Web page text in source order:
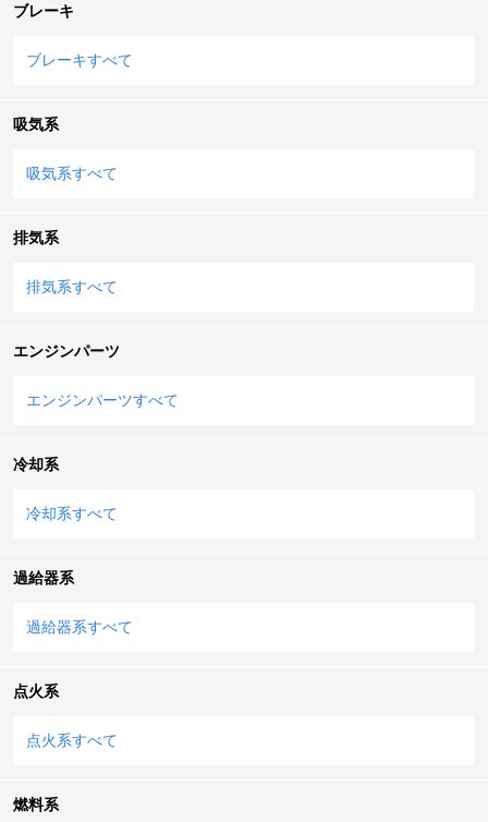
ブレーキ
ブレーキすべて
吸気系
吸気系すべて
排気系
排気系すべて
エンジンパーツ
エンジンパーツすべて
冷却系
冷却系すべて
過給器系
過給器系すべて
点火系
点火系すべて
燃料系